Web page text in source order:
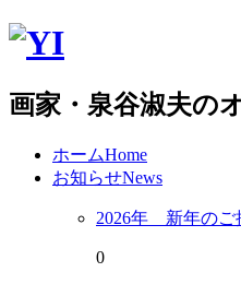
画家・泉谷淑夫の
ホームHome
お知らせNews
2026年 新年のご
0